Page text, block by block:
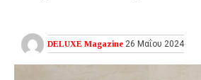
DELUXE Magazine 26 Μαΐου 2024